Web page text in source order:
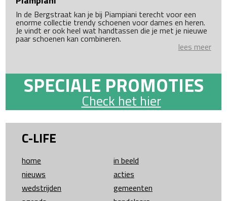
In de Bergstraat kan je bij Piampiani terecht voor een
enorme collectie trendy schoenen voor dames en heren.
Je vindt er ook heel wat handtassen die je met je nieuwe
paar schoenen kan combineren.
lees meer
SPECIALE PROMOTIES
Check het hier
C-LIFE
home
in beeld
nieuws
acties
wedstrijden
gemeenten